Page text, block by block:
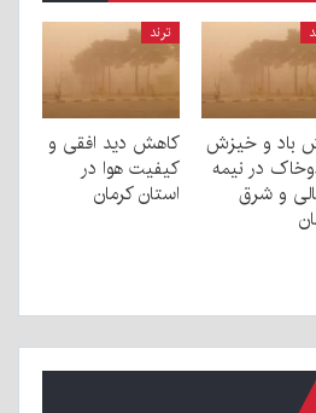
باد و خیزش
در نیمه
و شرق
ترند
کاهش دید افقی و
کیفیت هوا در
استان کرمان